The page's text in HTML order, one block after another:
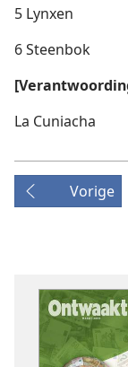
5 Lynxen
6 Steenbok
La Cuniacha
Vorige